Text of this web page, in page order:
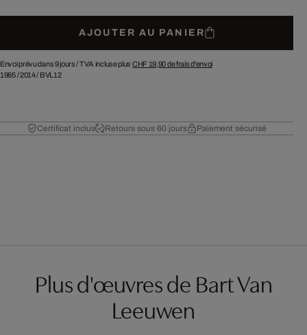
AJOUTER AU PANIER
Envoi prévu dans 9 jours /TVA incluse plus CHF 19,90de frais d'envoi
1985/2014/ BVL12
Certificat inclus Retours sous 60 jours Paiement sécurisé
Plus d'œuvres de Bart Van
Leeuwen